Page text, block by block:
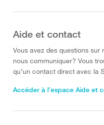
Aide et contact
Vous avez des questions
nous communiquer? Vous
qu’un contact direct avec la
Accéder à l’espace Aide et